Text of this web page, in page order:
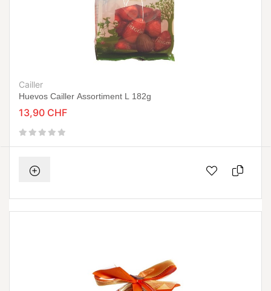
Cailler
Huevos Cailler Assortiment L 182g
13,90 CHF